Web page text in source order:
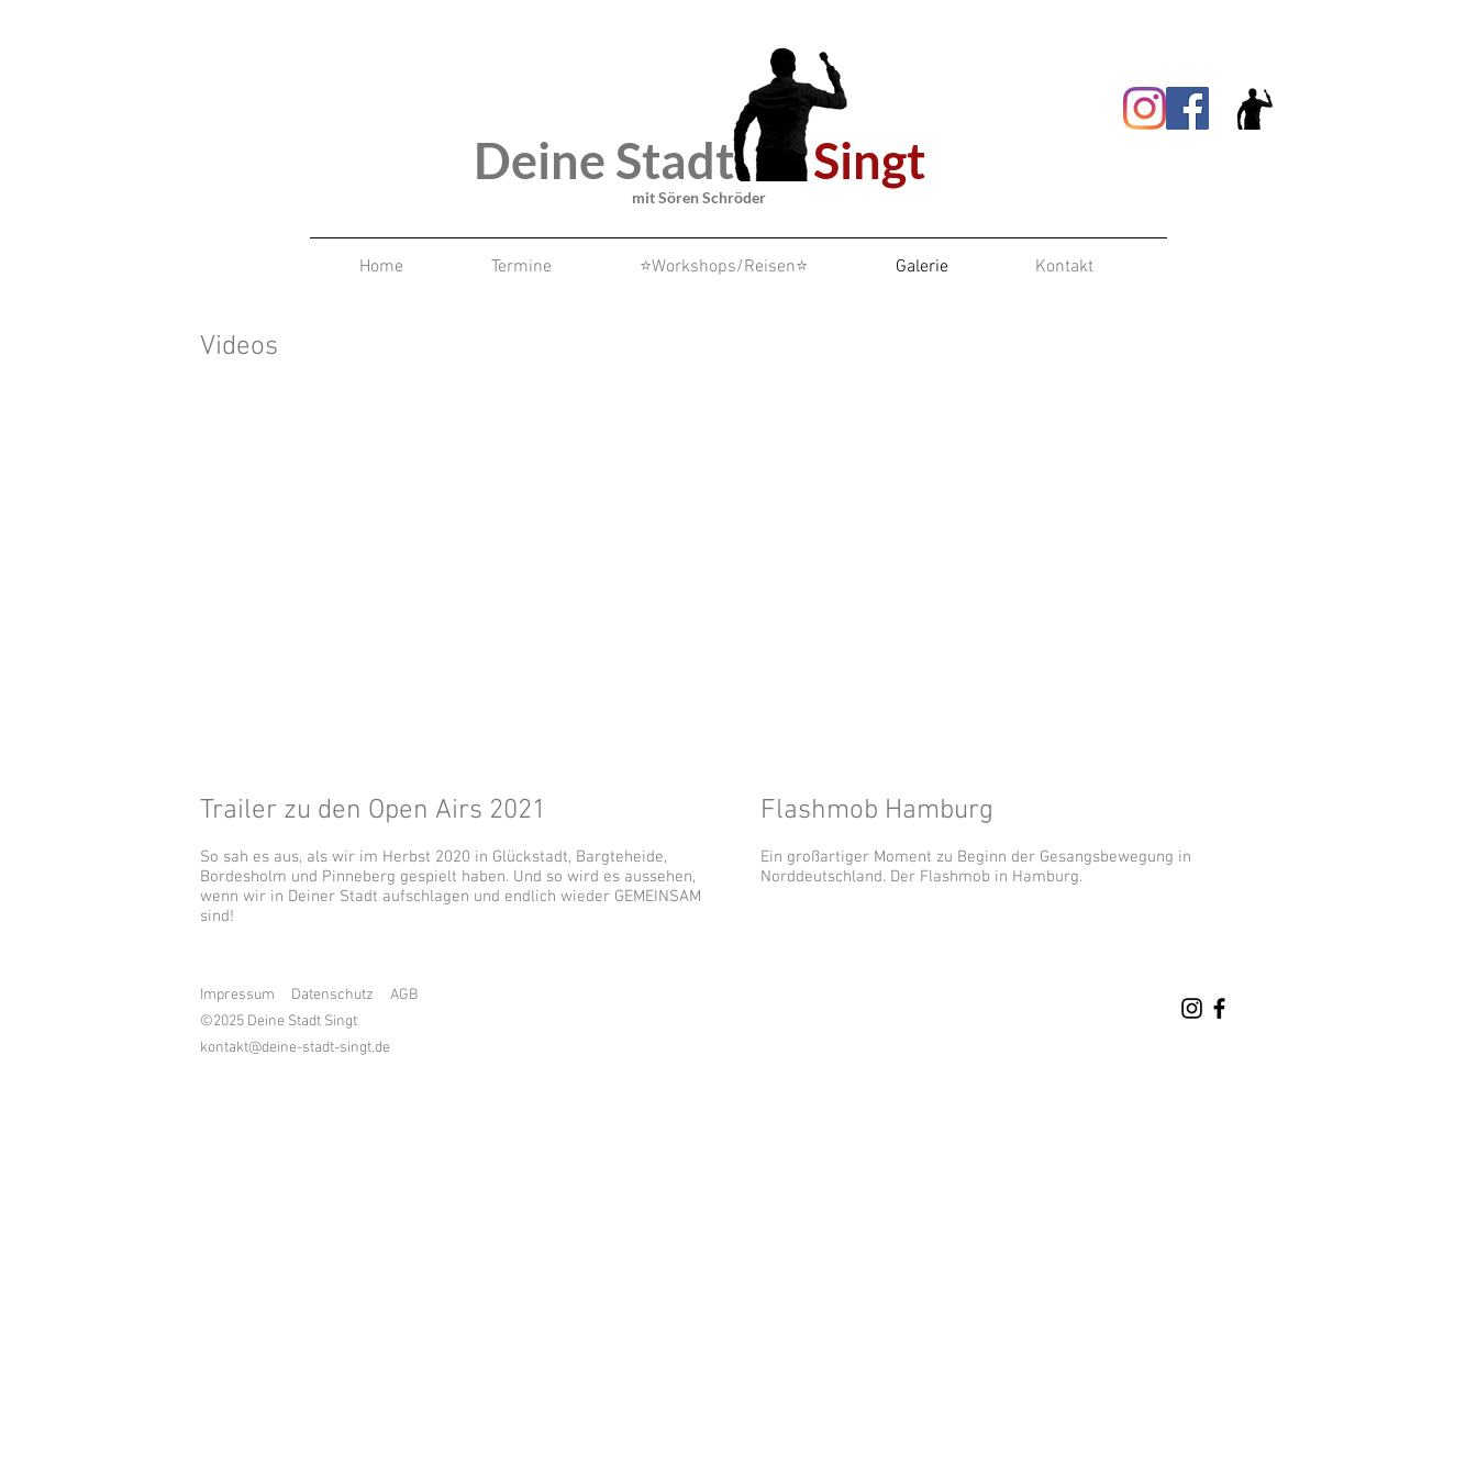
Deine StadtSingt
mit Sören Schröder
Home Termine ⭐Workshops/Reisen⭐ Galerie Kontakt
Videos
Trailer zu den Open Airs 2021
So sah es aus, als wir im Herbst 2020 in Glückstadt, Bargteheide,
Bordesholm und Pinneberg gespielt haben. Und so wird es aussehen,
wenn wir in Deiner Stadt aufschlagen und endlich wieder GEMEINSAM
sind!
Flashmob Hamburg
Ein großartiger Moment zu Beginn der Gesangsbewegung in
Norddeutschland. Der Flashmob in Hamburg.
Impressum Datenschutz
AGB
©2025 Deine Stadt Singt
kontakt@deine-stadt-singt.de